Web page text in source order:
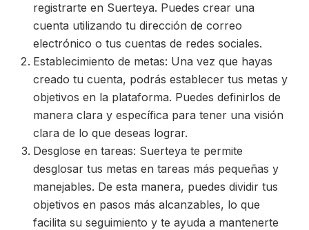
registrarte en Suerteya. Puedes crear una
cuenta utilizando tu dirección de correo
electrónico o tus cuentas de redes sociales.
Establecimiento de metas: Una vez que hayas
creado tu cuenta, podrás establecer tus metas y
objetivos en la plataforma. Puedes definirlos de
manera clara y específica para tener una visión
clara de lo que deseas lograr.
Desglose en tareas: Suerteya te permite
desglosar tus metas en tareas más pequeñas y
manejables. De esta manera, puedes dividir tus
objetivos en pasos más alcanzables, lo que
facilita su seguimiento y te ayuda a mantenerte